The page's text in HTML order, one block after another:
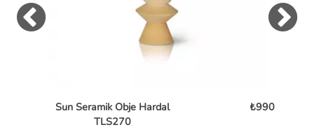
Sun Seramik Obje Hardal
TLS270
₺990